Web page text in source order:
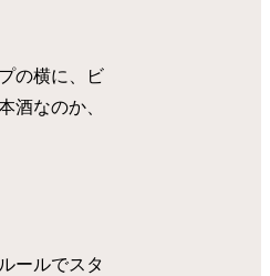
の横に、ビ
酒なのか、
ールでスタ